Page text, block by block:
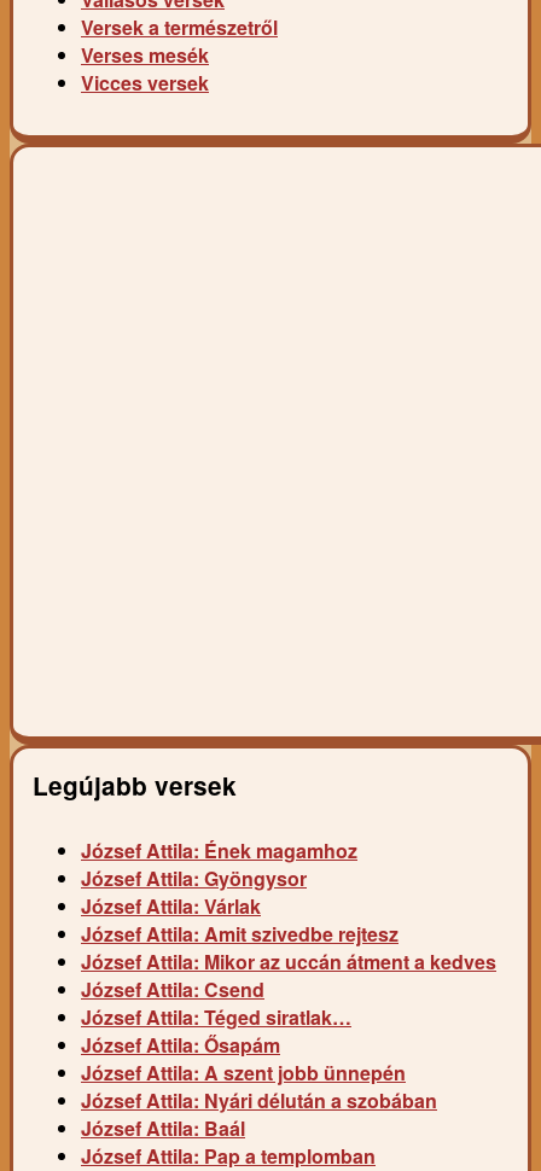
Versek a természetről
Verses mesék
Vicces versek
Legújabb versek
József Attila: Ének magamhoz
József Attila: Gyöngysor
József Attila: Várlak
József Attila: Amit szivedbe rejtesz
József Attila: Mikor az uccán átment a kedves
József Attila: Csend
József Attila: Téged siratlak…
József Attila: Ősapám
József Attila: A szent jobb ünnepén
József Attila: Nyári délután a szobában
József Attila: Baál
József Attila: Pap a templomban